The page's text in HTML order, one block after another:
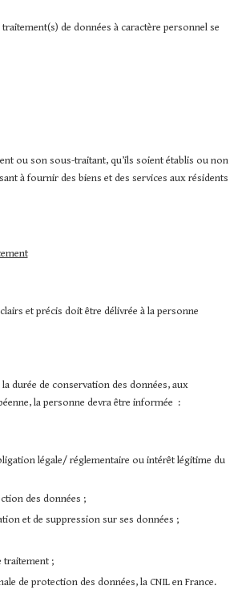
de données à caractère personnel se
ou son sous-traitant, qu’ils soient établis ou non
à fournir des biens et des services aux résidents
et précis doit être délivrée à la personne
durée de conservation des données, aux
la personne devra être informée :
légale/ réglementaire ou intérêt légitime du
des données ;
et de suppression sur ses données ;
traitement ;
de protection des données, la CNIL en France.